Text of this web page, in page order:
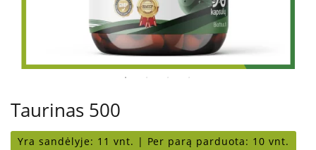
Taurinas 500
Yra sandėlyje: 11 vnt. | Per parą parduota: 10 vnt.